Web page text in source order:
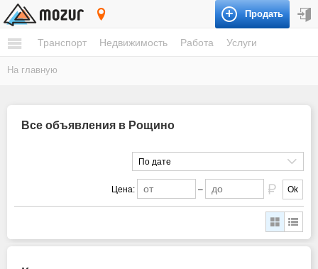
Продать
Транспорт Недвижимость Работа Услуги
На главную
Все объявления в Рощино
По дате
Цена: – Ok